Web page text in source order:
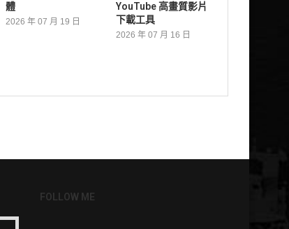
體
2026 年 07 月 19 日
YouTube 高畫質影片
下載工具
2026 年 07 月 16 日
FOLLOW ME